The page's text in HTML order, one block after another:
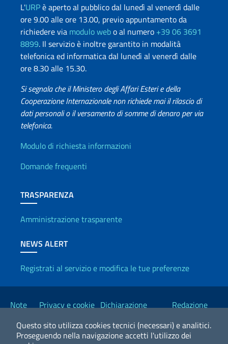
Questo sito utilizza cookies tecnici (necessari) e analitici.
Proseguendo nella navigazione accetti l'utilizzo dei
L'URPè aperto al pubblico dal lunedì al venerdì dalle
ore 9.00 alle ore 13.00, previo appuntamento da
richiedere via modulo webo al numero +39 06 3691
8899. Il servizio è inoltre garantito in modalità
telefonica ed informatica dal lunedì al venerdì dalle
ore 8.30 alle 15.30.
Si segnala che il Ministero degli Affari Esteri e della
Cooperazione Internazionale non richiede mai il rilascio di
dati personali o il versamento di somme di denaro per via
telefonica.
Info utili
Modulo di richiesta informazioni
Domande frequenti
TRASPARENZA
Amministrazione trasparente
NEWS ALERT
Registrati al servizio e modifica le tue preferenze
Link Utili
Note
Privacy e cookie Dichiarazione
Redazione